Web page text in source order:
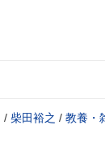
/ 柴田裕之 / 教養・